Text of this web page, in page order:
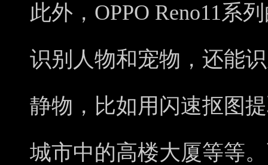
此外，OPPO Reno11系
识别人物和宠物，还能
静物，比如用闪速抠图
城市中的高楼大厦等等